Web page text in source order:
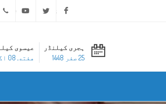
Facebook
Twitter
ہجری کیلنڈر
25 صفر 1448
عیسوی
هفته, 08 اگست 2026